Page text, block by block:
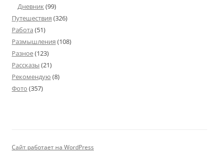
Дневник(99)
Путешествия (326)
Работа (51)
Размышления (108)
Разное(123)
Рассказы (21)
Рекомендую (8)
Фото (357)
Сайт работает на WordPress